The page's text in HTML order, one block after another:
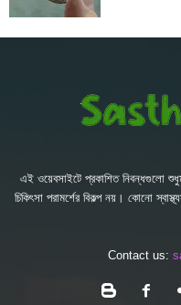
এই ওয়েবসাইটে প্রকাশিত নিবন্ধগুলো
চিকিৎসা পরামর্শের বিকল্প নয়। কোনো
Contact us: